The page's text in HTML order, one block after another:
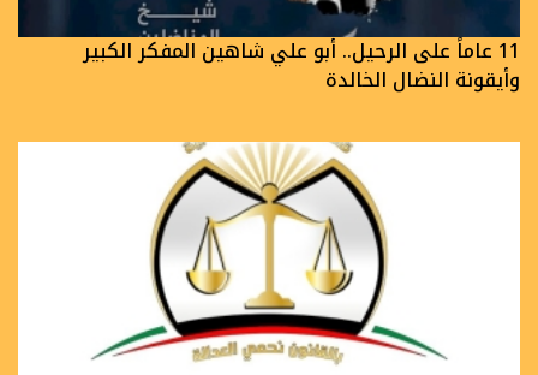
11 عاماً على الرحيل.. أبو علي شاهين المفكر الكبير
وأيقونة النضال الخالدة